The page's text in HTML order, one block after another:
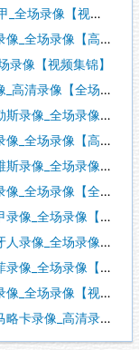
像【视频集锦】
录像【高清回放】
像【视频集锦】
录像【全场回放】
场录像【全场回放】
录像【高清回放】
场录像【全场回放】
录像【全场回放】
录像【高清回放】
场录像【全场回放】
录像【视频集锦】
录像【视频集锦】
清录像【全场回放】